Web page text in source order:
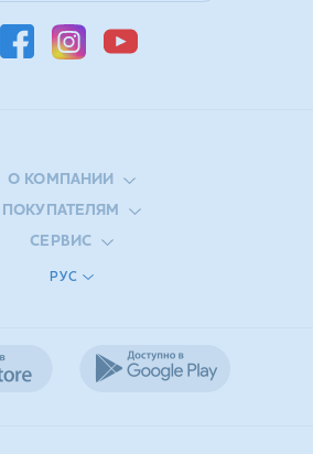
О КОМПАНИИ
ПОКУПАТЕЛЯМ
СЕРВИС
РУС